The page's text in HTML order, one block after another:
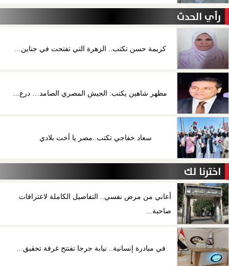
رأي الحدث
كريمة حسن تكتب.. الزهرة التي تفتحت في جناين...
مظهر شاهين يكتب: الجيش المصري الصامد… درع...
سعاد خفاجي تكتب..مصر يا أخت بلادي
اخترنا لك
أعاني من مرض نفسي.. التفاصيل الكاملة لاعترافات
صاحبة...
في مبادرة إنسانية.. نيابة جرجا تفتتح غرفة تحقيق...